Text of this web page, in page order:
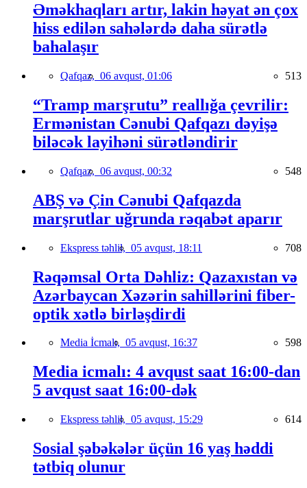
Əməkhaqları artır, lakin həyat ən çox
hiss edilən sahələrdə daha sürətlə
bahalaşır
Qafqaz, 06 avqust, 01:06 513
“Tramp marşrutu” reallığa çevrilir:
Ermənistan Cənubi Qafqazı dəyişə
biləcək layihəni sürətləndirir
Qafqaz, 06 avqust, 00:32 548
ABŞ və Çin Cənubi Qafqazda
marşrutlar uğrunda rəqabət aparır
Ekspress təhlil, 05 avqust, 18:11 708
Rəqəmsal Orta Dəhliz: Qazaxıstan və
Azərbaycan Xəzərin sahillərini fiber-
optik xətlə birləşdirdi
Media İcmalı, 05 avqust, 16:37 598
Media icmalı: 4 avqust saat 16:00-dan
5 avqust saat 16:00-dək
Ekspress təhlil, 05 avqust, 15:29 614
Sosial şəbəkələr üçün 16 yaş həddi
tətbiq olunur